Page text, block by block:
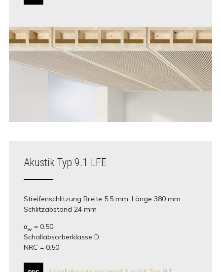
Akustik Typ 9.1 LFE
Streifenschlitzung Breite 5.5 mm, Länge 380 mm
Schlitzabstand 24 mm
αw = 0.50
Schallabsorberklasse D
NRC = 0.50